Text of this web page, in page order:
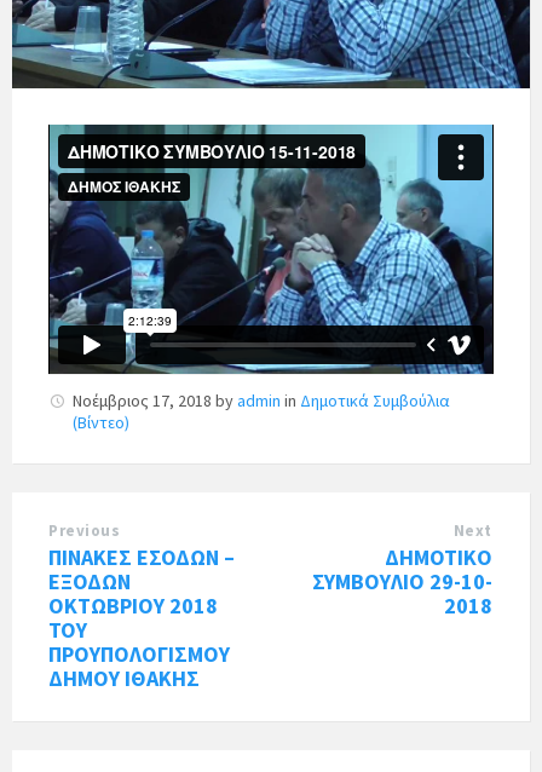
Νοέμβριος 17, 2018 byadmin in Δημοτικά Συμβούλια
(Βίντεο)
Previous
ΠΙΝΑΚΕΣ ΕΣΟΔΩΝ –
ΕΞΟΔΩΝ
ΟΚΤΩΒΡΙΟΥ 2018
ΤΟΥ
ΠΡΟΥΠΟΛΟΓΙΣΜΟΥ
ΔΗΜΟΥ ΙΘΑΚΗΣ
Next
ΔΗΜΟΤΙΚΟ
ΣΥΜΒΟΥΛΙΟ 29-10-
2018